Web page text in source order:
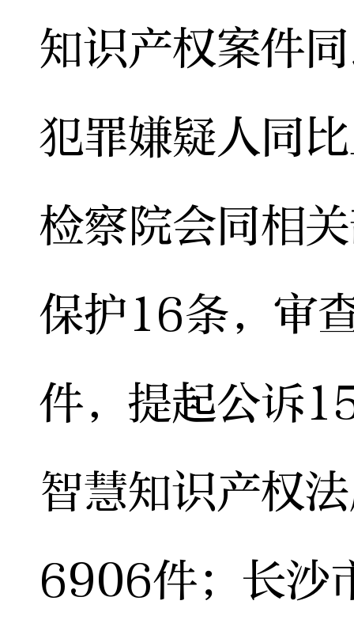
知识产权案件
犯罪嫌疑人同
检察院会同相
保护16条，审
件，提起公诉
智慧知识产权
6906件；长沙